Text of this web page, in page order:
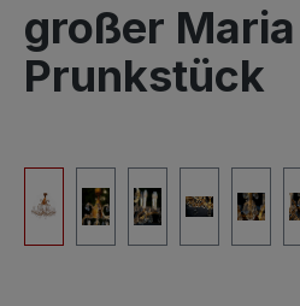
großer
Prunkstück